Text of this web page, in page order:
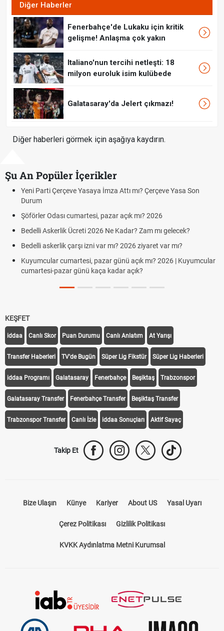
Diğer Haberler
Fenerbahçe'de Lukaku için kritik
gelişme! Anlaşma çok yakın
Italiano'nun tercihi netleşti: 18
milyon euroluk isim kulübede
Galatasaray'da Jelert çıkmazı!
Diğer haberleri görmek için aşağıya kaydırın.
Şu An Popüler İçerikler
Çerçeve Yasaya İmza Attı mı? Çerçeve Yasa Son
Odası cumartesi, pazar açık mı? 2026
Ücreti 2026 Ne Kadar? Zam mı gelecek?
çarşı izni var mı? 2026 ziyaret var mı?
cumartesi, pazar günü açık mı? 2026 | Kuyumcular
pazar günü kaça kadar açık?
Hafta
KEŞFET
iddaa Canlı Skor Puan Durumu Canlı Anlatım At Yarışı
Transfer Haberleri TV'de Bugün Süper Lig Fikstür Süper Lig Haberleri
iddaa Programı Galatasaray Fenerbahçe Beşiktaş Trabzonspor
Galatasaray Transfer Fenerbahçe Transfer Beşiktaş Transfer
Trabzonspor Transfer Canlı İzle iddaa Sonuçları Aktif Sayaç
Takip Et
Bize Ulaşın Künye Kariyer About US Yasal Uyarı
Çerez Politikası Gizlilik Politikası
KVKK Aydınlatma Metni Kurumsal